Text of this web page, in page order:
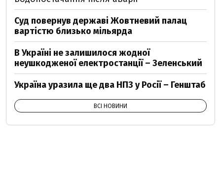
Суд повернув державі Жовтневий палац
вартістю близько мільярда
В Україні не залишилося жодної
неушкодженої електростанції – Зеленський
Україна уразила ще два НПЗ у Росії – Генштаб
ВСІ НОВИНИ